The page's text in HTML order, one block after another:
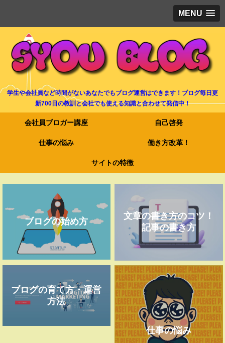
MENU
学生や会社員など時間がないあなたでもブログ運営はできます！ブログ毎日更
新700日の教訓と会社でも使える知識と合わせて発信中！
会社員ブロガー講座 自己啓発
仕事の悩み 働き方改革！
サイトの特徴
ブログの始め方
文章の書き方のコツ！
記事の書き方
ブログの育て方・運営
方法
仕事の悩み